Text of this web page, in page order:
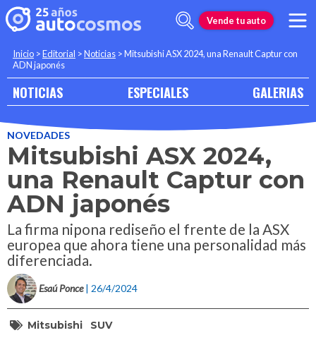
Vende tu auto
Inicio >Editorial >Noticias >Mitsubishi ASX 2024, una Renault Captur con
ADN japonés
NOTICIAS ESPECIALES GALERIAS
NOVEDADES
Mitsubishi ASX 2024,
una Renault Captur con
ADN japonés
La firma nipona rediseño el frente de la ASX
europea que ahora tiene una personalidad más
diferenciada.
Esaú Ponce | 26/4/2024
Mitsubishi SUV